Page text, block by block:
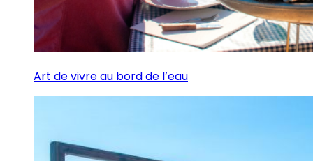
Art de vivre au bord de l’eau